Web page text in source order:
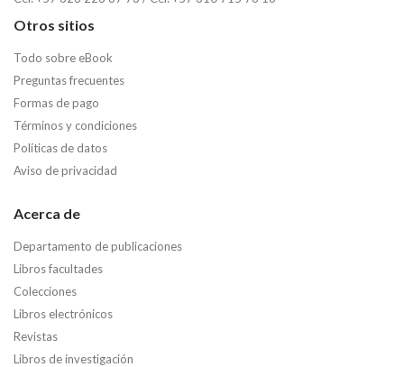
Otros sitios
Todo sobre eBook
Preguntas frecuentes
Formas de pago
Términos y condiciones
Políticas de datos
Aviso de privacidad
Acerca de
Departamento de publicaciones
Libros facultades
Colecciones
Libros electrónicos
Revistas
Libros de investigación